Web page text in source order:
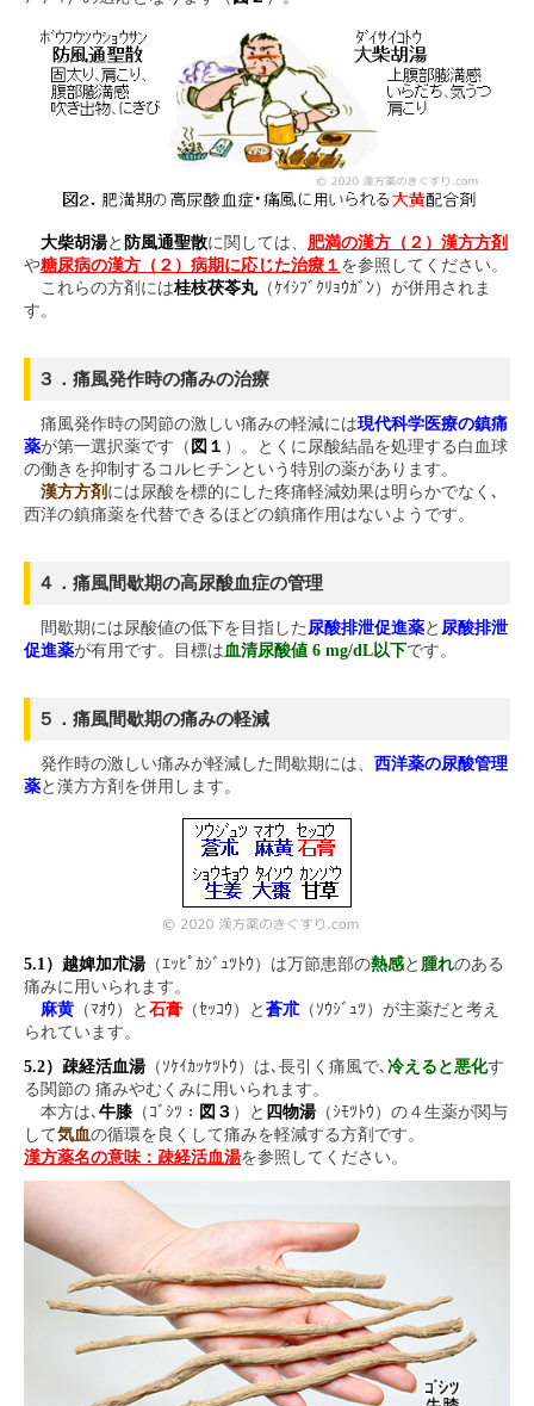
大柴胡湯と 防風通聖散に関しては、 肥満の漢方（２）漢方方剤
や糖尿病の漢方（２）病期に応じた治療１ を参照してください。
これらの方剤には桂枝茯苓丸（ｹｲｼﾌﾞｸﾘｮｳｶﾞﾝ）が併用されま
す。
３．痛風発作時の痛みの治療
痛風発作時の関節の激しい痛みの軽減には現代科学医療の鎮痛
薬が第一選択薬です（ 図１ ）。とくに尿酸結晶を処理する白血球
の働きを抑制するコルヒチンという特別の薬があります。
漢方方剤 には尿酸を標的にした疼痛軽減効果は明らかでなく､
西洋の鎮痛薬を代替できるほどの鎮痛作用はないようです。
４．痛風間歇期の高尿酸血症の管理
間歇期には尿酸値の低下を目指した 尿酸排泄促進薬と 尿酸排泄
促進薬が有用です。目標は 血清尿酸値 6 mg/dL以下です。
５．痛風間歇期の痛みの軽減
発作時の激しい痛みが軽減した間歇期には、 西洋薬の尿酸管理
薬と漢方方剤を併用します。
5.1）越婢加朮湯（ｴｯﾋﾟｶｼﾞｭﾂﾄｳ）は万節患部の熱感と 腫れのある
痛みに用いられます。
麻黄 （ﾏｵｳ）と 石膏 （ｾｯｺｳ）と 蒼朮 （ｿｳｼﾞｭﾂ）が主薬だと考え
られています。
5.2）疎経活血湯（ｿｹｲｶｯｹﾂﾄｳ）は､長引く痛風で､ 冷えると悪化す
る関節の 痛みやむくみに用いられます。
本方は､ 牛膝 （ｺﾞｼﾂ： 図３ ）と 四物湯（ｼﾓﾂﾄｳ）の４生薬が関与
して気血の循環を良くして痛みを軽減する方剤です。
漢方薬名の意味：疎経活血湯を参照してください。